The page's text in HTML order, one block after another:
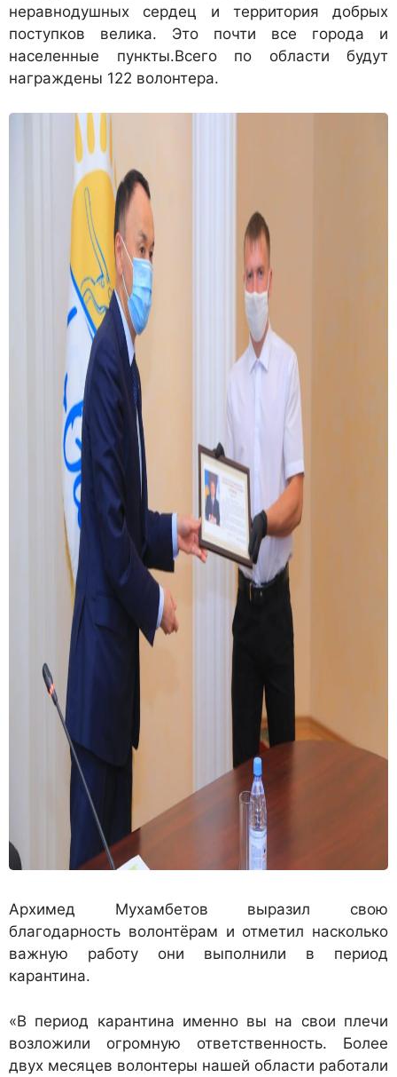
неравнодушных сердец и территория добрых
поступков велика. Это почти все города и
населенные пункты.Всего по области будут
награждены 122 волонтера.
Архимед Мухамбетов выразил свою
благодарность волонтёрам и отметил насколько
важную работу они выполнили в период
карантина.
«В период карантина именно вы на свои плечи
возложили огромную ответственность. Более
двух месяцев волонтеры нашей области работали